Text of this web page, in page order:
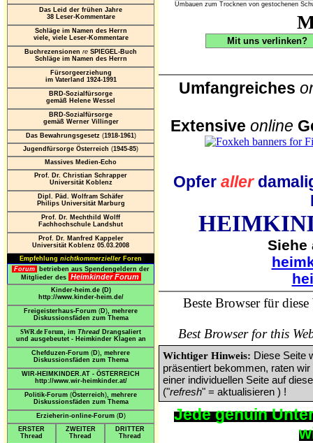
Das Leid der frühen Jahre
38 Leser-Kommentare
Schläge im Namen des Herrn
viele, viele Leser-Kommentare
Buchrezensionen re SPIEGEL-Buch
Schläge im Namen des Herrn
Fürsorgeerziehung
im Vaterland 1924-1991
BRD-Sozialfürsorge
gemäß Helene Wessel
BRD-Sozialfürsorge
gemäß Werner Villinger
Das Bewahrungsgesetz (1918-1961 )
Jugendfürsorge Österreich (1945-85)
Massives Medien-Echo
Prof. Dr. Christian Schrapper
Universität Koblenz
Dipl. Päd. Wolfram Schäfer
Philips Universität Marburg
Prof. Dr. Mechthild Wolff
Fachhochschule Landshut
Prof. Dr. Manfred Kappeler
Universität Koblenz 05.03.2008
Empfehlung nichtkommerzieller Foren
Forum
betrieben aus Spendengeldern der
Mitglieder des Heimkinder Forum
Kinder-heim.de (D)
http://www.kinder-heim.de/
Freigeisterhaus-Forum ( D), mehrere
Diskussionsfäden zum Thema
SWR.de Forum, im Thread Drangsaliert
und ausgebeutet - Heimkinder Klagen an
Chefduzen-Forum ( D), mehrere
Diskussionsfäden zum Thema
WIR-HEIMKINDER.AT - ÖSTERREICH
http://www.wir-heimkinder.at/
Politik-Forum (Österreich), mehrere
Diskussionsfäden zum Thema
Erzieherin-online-Forum (D)
ERSTER
Thread
ZWEITER
Thread
DRITTER
Thread
Umbauen zum Trocknen von gestochenen
Mit uns
Umfangreiches
Extensive online
Opfer aller
Siehe
Beste Browser für
Best Browser for this
Wichtiger Hinweis: Diese Seite
präsentiert bekommen, raten
einer individuellen Seite auf
("refresh" = aktualisieren ) !
Jede genuin